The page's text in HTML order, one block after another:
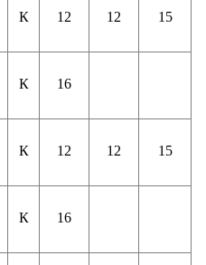
К 12 12 15
К 16
К 12 12 15
К 16